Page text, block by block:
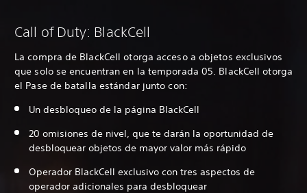
Call of Duty: BlackCell
La compra de BlackCell otorga acceso a objetos exclusivos
que solo se encuentran en la temporada 05. BlackCell otorga
el Pase de batalla estándar junto con:
Un desbloqueo de la página BlackCell
20 omisiones de nivel, que te darán la oportunidad de
desbloquear objetos de mayor valor más rápido
Operador BlackCell exclusivo con tres aspectos de
operador adicionales para desbloquear